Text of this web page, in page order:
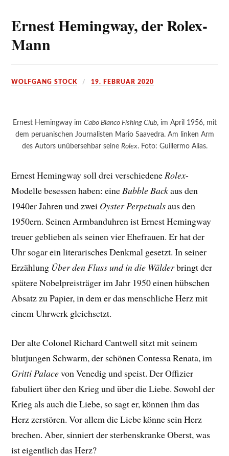
Ernest Hemingway, der Rolex-
Mann
WOLFGANG STOCK 19. FEBRUAR 2020
Ernest Hemingway im Cabo Blanco Fishing Club, im April 1956, mit
dem peruanischen Journalisten Mario Saavedra. Am linken Arm
des Autors unübersehbar seine Rolex. Foto: Guillermo Alias.
Ernest Hemingway soll drei verschiedeneRolex-
Modelle besessen haben: eineBubble Backaus den
1940er Jahren und zwei Oyster Perpetualsaus den
1950ern. Seinen Armbanduhren ist Ernest Hemingway
treuer geblieben als seinen vier Ehefrauen. Er hat der
Uhr sogar ein literarisches Denkmal gesetzt. In seiner
Erzählung Über den Fluss und in die Wälderbringt der
spätere Nobelpreisträger im Jahr 1950 einen hübschen
Absatz zu Papier, in dem er das menschliche Herz mit
einem Uhrwerk gleichsetzt.
Der alte Colonel Richard Cantwell sitzt mit seinem
blutjungen Schwarm, der schönen Contessa Renata, im
Gritti Palacevon Venedig und speist. Der Offizier
fabuliert über den Krieg und über die Liebe. Sowohl der
Krieg als auch die Liebe, so sagt er, können ihm das
Herz zerstören. Vor allem die Liebe könne sein Herz
brechen. Aber, sinniert der sterbenskranke Oberst, was
ist eigentlich das Herz?